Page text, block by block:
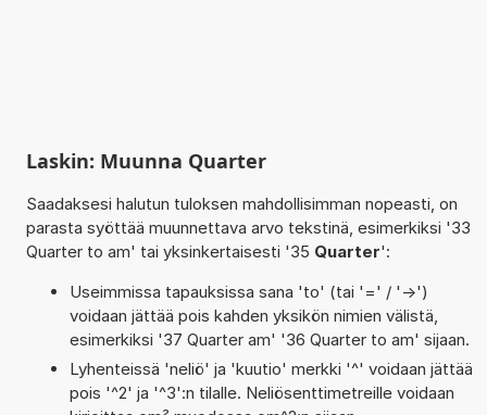
Laskin: Muunna Quarter
Saadaksesi halutun tuloksen mahdollisimman nopeasti, on
parasta syöttää muunnettava arvo tekstinä, esimerkiksi '33
Quarter to am' tai yksinkertaisesti '35 Quarter':
Useimmissa tapauksissa sana 'to' (tai '=' / '->')
voidaan jättää pois kahden yksikön nimien välistä,
esimerkiksi '37 Quarter am' '36 Quarter to am' sijaan.
Lyhenteissä 'neliö' ja 'kuutio' merkki '^' voidaan jättää
pois '^2' ja '^3':n tilalle. Neliösenttimetreille voidaan